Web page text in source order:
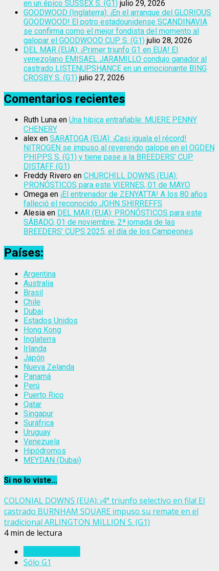
en un épico SUSSEX S. (G1) julio 29, 2026
GOODWOOD (Inglaterra): ¡En el arranque del GLORIOUS
GOODWOOD! El potro estadounidense SCANDINAVIA
se confirma como el mejor fondista del momento al
galopar el GOODWOOD CUP S. (G1) julio 28, 2026
DEL MAR (EUA): ¡Primer triunfo G1 en EUA! El
venezolano EMISAEL JARAMILLO condujo ganador al
castrado LISTENUPSHANCE en un emocionante BING
CROSBY S. (G1) julio 27, 2026
Comentarios recientes
Ruth Luna en Una hípica entrañable: MUERE PENNY
CHENERY
alex en SARATOGA (EUA): ¡Casi iguala el récord!
NITROGEN se impuso al reverendo galope en el OGDEN
PHIPPS S. (G1) y tiene pase a la BREEDERS’ CUP
DISTAFF (G1)
Freddy Rivero en CHURCHILL DOWNS (EUA):
PRONÓSTICOS para este VIERNES, 01 de MAYO
Omega en ¡El entrenador de ZENYATTA! A los 80 años
falleció el reconocido JOHN SHIRREFFS
Alesia en DEL MAR (EUA): PRONÓSTICOS para este
SÁBADO, 01 de noviembre, 2ª jornada de las
BREEDERS’ CUPS 2025, el día de los Campeones
Países:
Argentina
Australia
Brasil
Chile
Dubai
Estados Unidos
Hong Kong
Inglaterra
Irlanda
Japón
Nueva Zelanda
Panamá
Perú
Puerto Rico
Qatar
Singapur
Suráfrica
Uruguay
Venezuela
Hipódromos
MEYDAN (Dubai)
Si no lo viste...
COLONIAL DOWNS (EUA): ¡4° triunfo selectivo en fila! El
castrado BURNHAM SQUARE impuso su remate en el
tradicional ARLINGTON MILLION S. (G1)
4 min de lectura
Sólo G1